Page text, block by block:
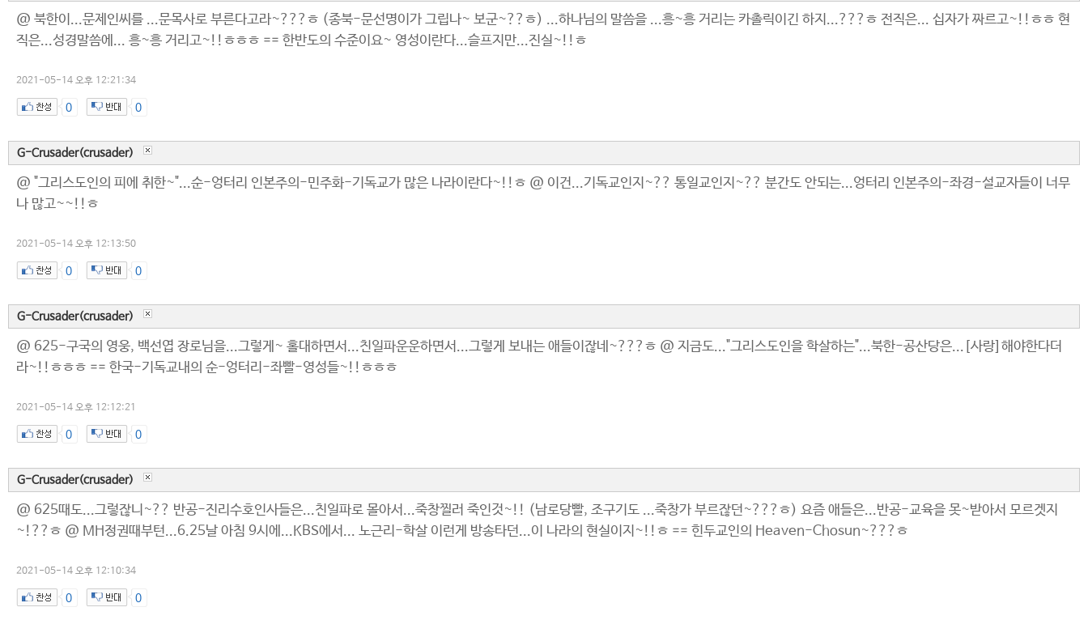
@ 북한이...문제인씨를 ...문목사로 부른다고라~???ㅎ (종북-문선명이가 그립나~ 보군~??ㅎ) ...하나님의 말씀을 ...흥~흥 거리는 카촐릭이긴 하지...???ㅎ 전직은... 십자가 짜르고~!!ㅎㅎ 현
직은...성경말씀에... 흥~흥 거리고~!!ㅎㅎㅎ == 한반도의 수준이요~ 영성이란다...슬프지만...진실~!!ㅎ
2021-05-14 오후 12:21:34
0 0
G-Crusader(crusader)
@ "그리스도인의 피에 취한~"...순-엉터리 인본주의-민주화-기독교가 많은 나라이란다~!!ㅎ @ 이건...기독교인지~?? 통일교인지~?? 분간도 안되는...엉터리 인본주의-좌경-설교자들이 너무
나 많고~~!!ㅎ
2021-05-14 오후 12:13:50
0 0
G-Crusader(crusader)
@ 625-구국의 영웅, 백선엽 장로님을...그렇게~ 홀대하면서...친일파운운하면서...그렇게 보내는 애들이잖네~???ㅎ @ 지금도..."그리스도인을 학살하는"...북한-공산당은...[사랑]해야한다더
라~!!ㅎㅎㅎ == 한국-기독교내의 순-엉터리-좌빨-영성들~!!ㅎㅎㅎ
2021-05-14 오후 12:12:21
0 0
G-Crusader(crusader)
@ 625때도...그렇잖니~?? 반공-진리수호인사들은...친일파로 몰아서...죽창찔러 죽인것~!! (남로당빨, 조구기도 ...죽창가 부르잖던~???ㅎ) 요즘 애들은...반공-교육을 못~받아서 모르겟지
~!??ㅎ @ MH정권때부턴...6.25날 아침 9시에...KBS에서... 노근리-학살 이런게 방송타던...이 나라의 현실이지~!!ㅎ == 힌두교인의 Heaven-Chosun~???ㅎ
2021-05-14 오후 12:10:34
0 0